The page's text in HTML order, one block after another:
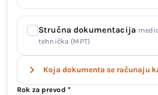
Stručna dokumentacija
tehnička (MPT)
Koja dokumenta se računaju
Rok za prevod *